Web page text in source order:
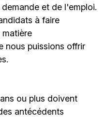
et de l'emploi.
à faire
matière
nous puissions offrir
ou plus doivent
antécédents